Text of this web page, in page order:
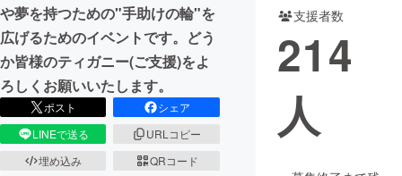
や夢を持つための"手助けの輪"を
広げるためのイベントです。どう
か皆様のティガニー(ご支援)をよ
ろしくお願いいたします。
ポスト
シェア
LINEで送る
URLコピー
埋め込み
QRコード
支援者数
214
人